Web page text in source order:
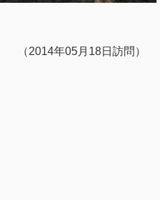
（2014年05月18日訪問）